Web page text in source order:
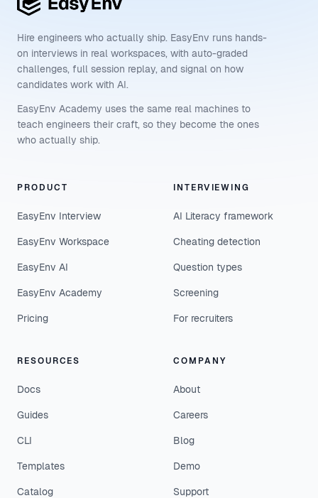
Hire engineers who actually ship. EasyEnv runs hands-
on interviews in real workspaces, with auto-graded
challenges, full session replay, and signal on how
candidates work with AI.
EasyEnv Academy uses the same real machines to
teach engineers their craft, so they become the ones
who actually ship.
PRODUCT
EasyEnv Interview
EasyEnv Workspace
EasyEnv AI
EasyEnv Academy
Pricing
INTERVIEWING
AI Literacy framework
Cheating detection
Question types
Screening
For recruiters
RESOURCES
Docs
Guides
CLI
Templates
Catalog
COMPANY
About
Careers
Blog
Demo
Support